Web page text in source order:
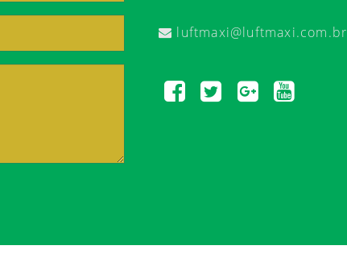
luftmaxi@luftmaxi.com.br